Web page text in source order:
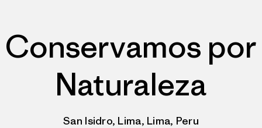
Conservamos por
Naturaleza
San Isidro, Lima, Lima, Peru